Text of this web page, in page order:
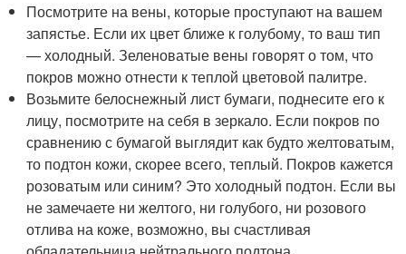
Посмотрите на вены, которые проступают на вашем
запястье. Если их цвет ближе к голубому, то ваш тип
— холодный. Зеленоватые вены говорят о том, что
покров можно отнести к теплой цветовой палитре.
Возьмите белоснежный лист бумаги, поднесите его к
лицу, посмотрите на себя в зеркало. Если покров по
сравнению с бумагой выглядит как будто желтоватым,
то подтон кожи, скорее всего, теплый. Покров кажется
розоватым или синим? Это холодный подтон. Если вы
не замечаете ни желтого, ни голубого, ни розового
отлива на коже, возможно, вы счастливая